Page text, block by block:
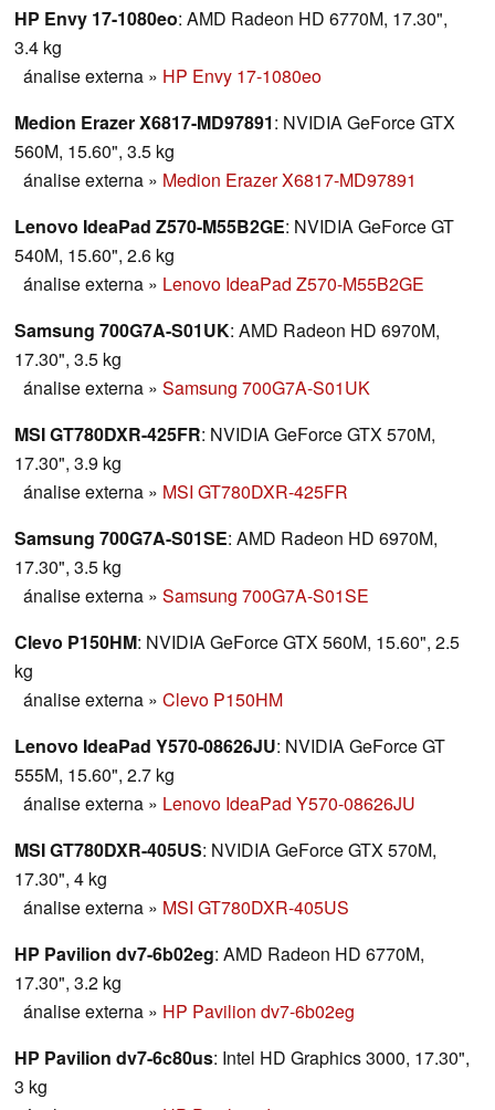
HP Envy 17-1080eo: AMD Radeon HD 6770M, 17.30",
3.4 kg
ánalise externa » HP Envy 17-1080eo
Medion Erazer X6817-MD97891: NVIDIA GeForce GTX
560M, 15.60", 3.5 kg
ánalise externa » Medion Erazer X6817-MD97891
Lenovo IdeaPad Z570-M55B2GE: NVIDIA GeForce GT
540M, 15.60", 2.6 kg
ánalise externa » Lenovo IdeaPad Z570-M55B2GE
Samsung 700G7A-S01UK: AMD Radeon HD 6970M,
17.30", 3.5 kg
ánalise externa » Samsung 700G7A-S01UK
MSI GT780DXR-425FR: NVIDIA GeForce GTX 570M,
17.30", 3.9 kg
ánalise externa » MSI GT780DXR-425FR
Samsung 700G7A-S01SE: AMD Radeon HD 6970M,
17.30", 3.5 kg
ánalise externa » Samsung 700G7A-S01SE
Clevo P150HM: NVIDIA GeForce GTX 560M, 15.60", 2.5
kg
ánalise externa » Clevo P150HM
Lenovo IdeaPad Y570-08626JU: NVIDIA GeForce GT
555M, 15.60", 2.7 kg
ánalise externa » Lenovo IdeaPad Y570-08626JU
MSI GT780DXR-405US: NVIDIA GeForce GTX 570M,
17.30", 4 kg
ánalise externa » MSI GT780DXR-405US
HP Pavilion dv7-6b02eg: AMD Radeon HD 6770M,
17.30", 3.2 kg
ánalise externa » HP Pavilion dv7-6b02eg
HP Pavilion dv7-6c80us: Intel HD Graphics 3000, 17.30",
3 kg